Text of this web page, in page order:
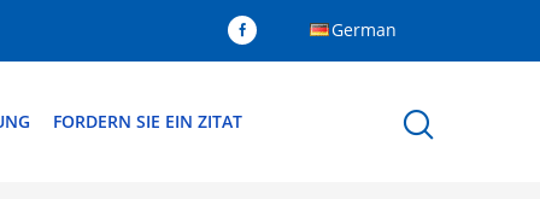
German
FORDERN SIE EIN ZITAT